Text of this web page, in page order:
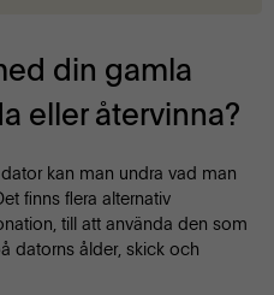
din gamla
eller återvinna?
kan man undra vad man
finns flera alternativ
till att använda den som
datorns ålder, skick och